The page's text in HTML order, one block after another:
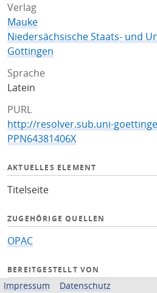
Verlag
Mauke
Niedersächsische Staats- und
Göttingen
Sprache
Latein
PURL
http://resolver.sub.uni-
PPN64381406X
AKTUELLES ELEMENT
Titelseite
ZUGEHÖRIGE QUELLEN
OPAC
BEREITGESTELLT VON
Impressum Datenschutz